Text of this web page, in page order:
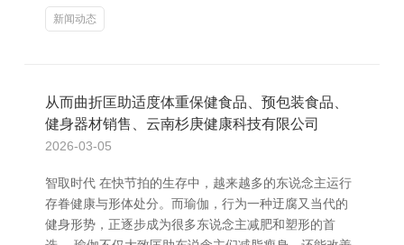
新闻动态
从而曲折匡助适度体重保健食品、预包装食品、
健身器材销售、云南杉庚健康科技有限公司
2026-03-05
智取时代 在快节拍的生存中，越来越多的东说念主运行
存眷健康与形体处分。而瑜伽，行为一种迂腐又当代的
健身形势，正逐步成为很多东说念主减肥和塑形的首